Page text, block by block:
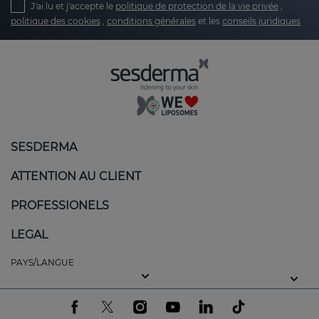
Relief from redness and itching: one of the
skin is constant itching. Sesderma products
are formulated with soothing active
ingredients that help reduce the itching
Restoring the skin barrier
ability to retain moisture, which can lead to
include ceramides, an essential ingredient for
prevent water loss and protect the skin from
ability to stay hydrated and healthy.
Intense and long-lasting hydration:
moisturisation is key for atopic-prone skin.
J'ai lu et j'accepte le politique de protection de la vie privée ,
politique des cookies , conditions générales et les conseils juridiques
SESDERMA
ATTENTION AU CLIENT
PROFESSIONELS
LEGAL
PAYS/LANGUE